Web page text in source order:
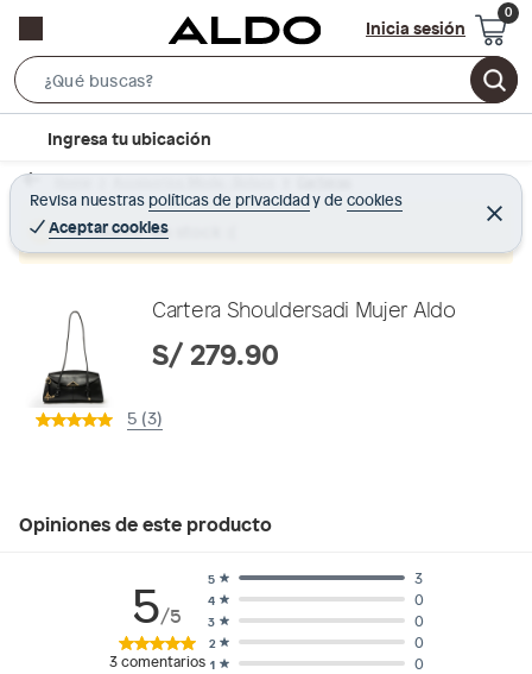
Inicia sesión
e
r
c
B
r
c
t
Ingresa tu ubicación
Revisa nuestras políticas de privacidadyde cookies
Aceptar cookies
C
e
r
Home Accesorios Moda - Bolsos Carteras
Producto sin stock :(
Cartera Shouldersadi Mujer Aldo
S/ 279.90
5 (3)
Opiniones de este producto
5/5
3 comentarios 1 0
2 0
3 0
4 0
5 3